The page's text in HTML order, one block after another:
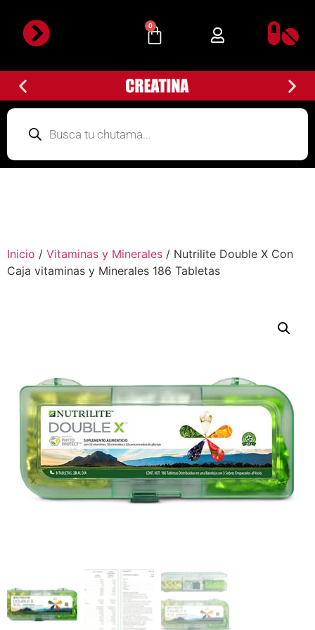
0
Inicio / Vitaminas y Minerales / Nutrilite Double X Con
Caja vitaminas y Minerales 186 Tabletas